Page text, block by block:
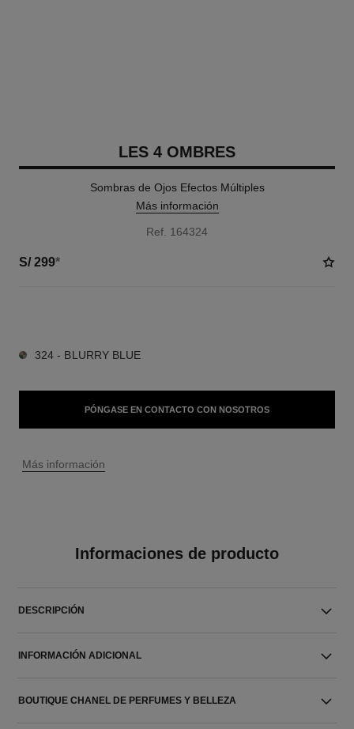
LES 4 OMBRES
Sombras de Ojos Efectos Múltiples
Más información
Ref. 164324
S/ 299*
324 - BLURRY BLUE
PÓNGASE EN CONTACTO CON NOSOTROS
↩
Más información
Informaciones de producto
DESCRIPCIÓN
INFORMACIÓN ADICIONAL
BOUTIQUE CHANEL DE PERFUMES Y BELLEZA